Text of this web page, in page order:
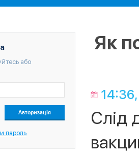
або
пароль
Як
Слід